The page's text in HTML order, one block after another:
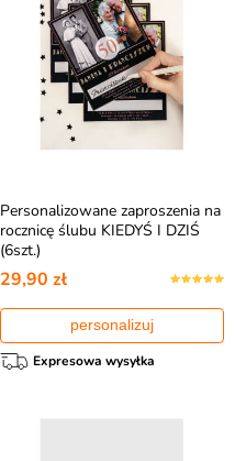
Personalizowane zaproszenia na
rocznicę ślubu KIEDYŚ I DZIŚ
(6szt.)
29,90 zł
personalizuj
Expresowa wysyłka